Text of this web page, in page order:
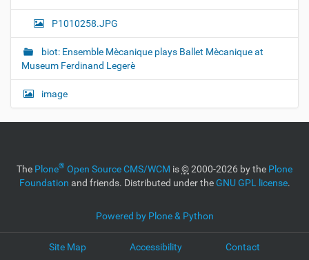
P1010258.JPG
biot: Ensemble Mècanique plays Ballet Mècanique at
Museum Ferdinand Legerè
image
The Plone® Open Source CMS/WCM is©2000-2026 by the Plone
Foundation and friends. Distributed under theGNU GPL license.
Powered by Plone & Python
Site Map Accessibility Contact